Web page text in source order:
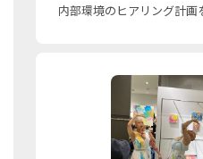
内部環境のヒアリング計画